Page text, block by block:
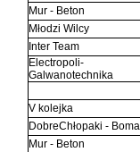
Mur - Beton
Młodzi Wilcy
Inter Team
Electropoli-
Galwanotechnika
V kolejka
DobreChłopaki -
Mur - Beton